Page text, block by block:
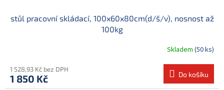
stůl pracovní skládací, 100x60x80cm(d/š/v), nosnost až
100kg
Skladem (50 ks)
1 528,93 Kč bez DPH
1 850 Kč Do košíku